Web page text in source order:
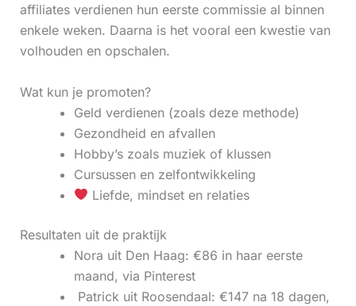
affiliates verdienen hun eerste commissie al binnen
enkele weken. Daarna is het vooral een kwestie van
volhouden en opschalen.
Wat kun je promoten?
Geld verdienen (zoals deze methode)
Gezondheid en afvallen
Hobby’s zoals muziek of klussen
Cursussen en zelfontwikkeling
Liefde, mindset en relaties
Resultaten uit de praktijk
Nora uit Den Haag: €86 in haar eerste
maand, via Pinterest
‍ Patrick uit Roosendaal: €147 na 18 dagen,